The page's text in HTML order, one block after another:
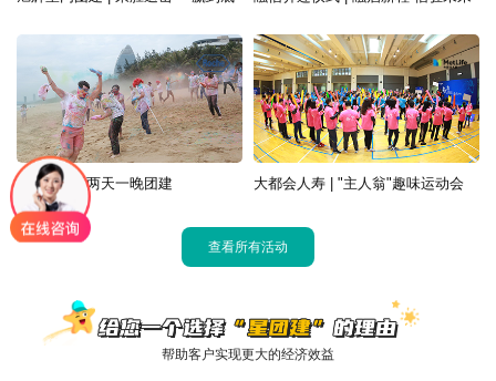
罗氏 | 三亚两天一晚团建 大都会人寿 | "主人翁"趣味运动会
查看所有活动
帮助客户实现更大的经济效益